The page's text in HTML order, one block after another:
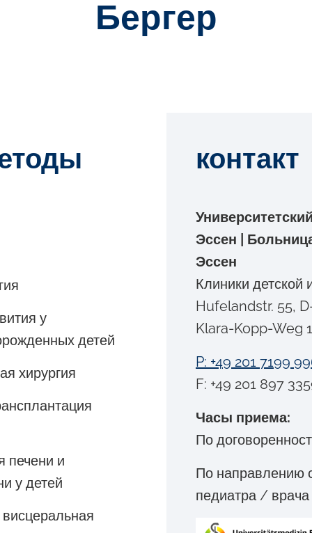
Бергер
у
детей
хирургия
печени и
у детей
контакт
Эссен |
Эссен
Клиники детской
Hufelandstr. 55,
Klara-Kopp-Weg
P: +49 201 7199
F: +49 201 897
Часы приема:
По
По направлению
педиатра / врача